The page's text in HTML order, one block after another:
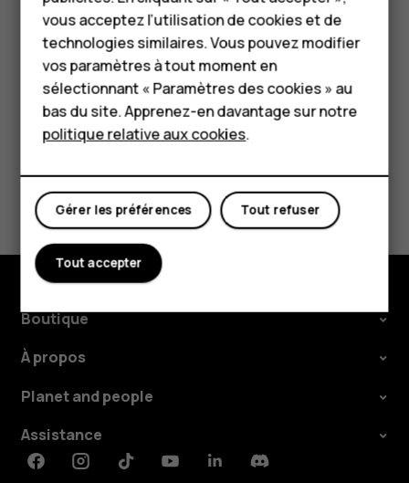
Pour les entreprises
Tablettes
Boutique
contacter notre service client.
Avez-vous trouvé cela utile?
Oui Non
Boutique
À propos
Planet and people
Assistance
FacebookInstagramTiktokYoutubeLinkedinDiscord
vous acceptez l’utilisation de cookies et de
technologies similaires. Vous pouvez modifier
vos paramètres à tout moment en
sélectionnant « Paramètres des cookies » au
bas du site. Apprenez-en davantage sur notre
politique relative aux cookies.
Tout refuser
Gérer les préférences
Tout accepter